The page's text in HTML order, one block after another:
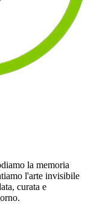
la memoria
l'arte invisibile
curata e